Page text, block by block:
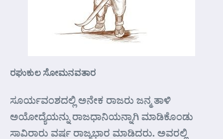
ರಘುಕುಲ ಸೋಮನವತಾರ
ಸೂರ್ಯವಂಶದಲ್ಲಿ ಅನೇಕ ರಾಜರು ಜನ್ಮ ತಾಳಿ
ಅಯೋದ್ಯೆಯನ್ನು ರಾಜಧಾನಿಯನ್ನಾಗಿ ಮಾಡಿಕೊಂಡು
ಸಾವಿರಾರು ವರ್ಷ ರಾಜ್ಯಭಾರ ಮಾಡಿದರು. ಅವರಲ್ಲಿ